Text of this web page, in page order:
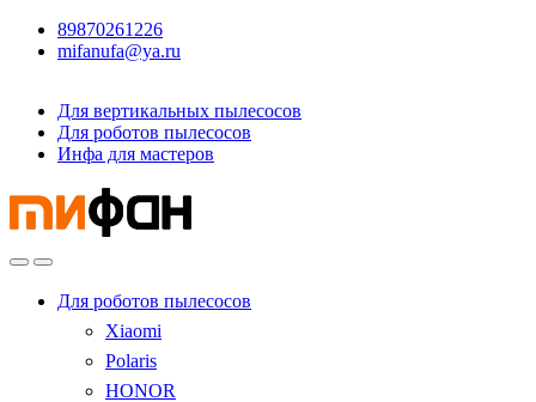
89870261226
mifanufa@ya.ru
Для вертикальных пылесосов
Для роботов пылесосов
Инфа для мастеров
Для роботов пылесосов
Xiaomi
Polaris
HONOR